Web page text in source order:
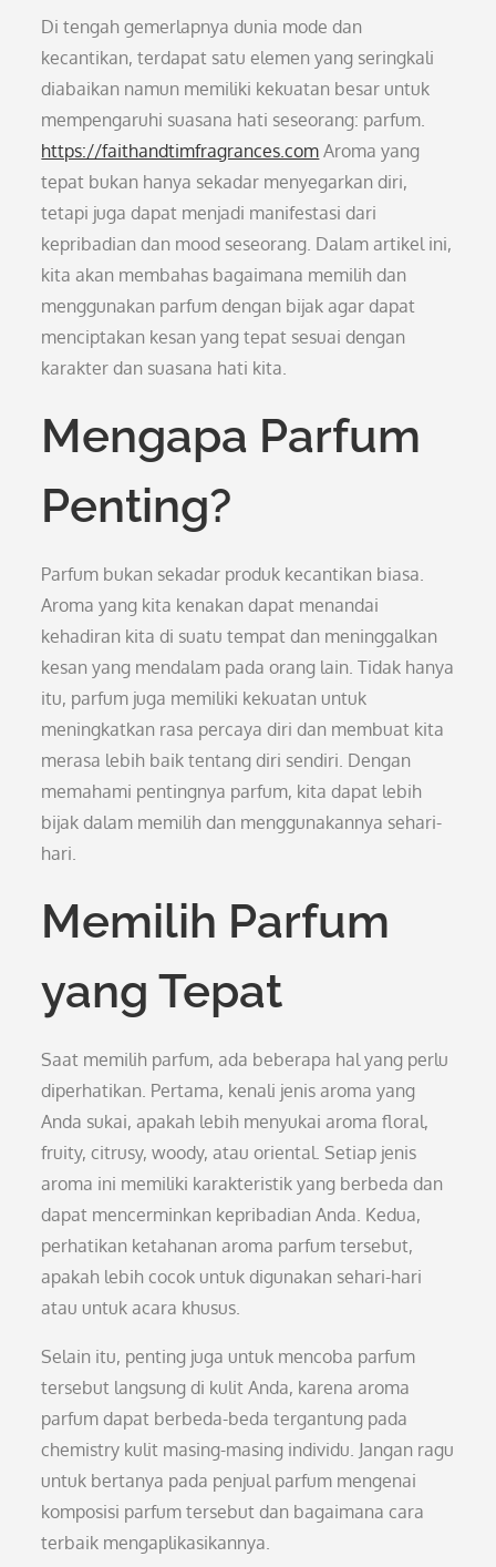
Di tengah gemerlapnya dunia mode dan
kecantikan, terdapat satu elemen yang seringkali
diabaikan namun memiliki kekuatan besar untuk
mempengaruhi suasana hati seseorang: parfum.
https://faithandtimfragrances.com Aroma yang
tepat bukan hanya sekadar menyegarkan diri,
tetapi juga dapat menjadi manifestasi dari
kepribadian dan mood seseorang. Dalam artikel ini,
kita akan membahas bagaimana memilih dan
menggunakan parfum dengan bijak agar dapat
menciptakan kesan yang tepat sesuai dengan
karakter dan suasana hati kita.
Mengapa Parfum
Penting?
Parfum bukan sekadar produk kecantikan biasa.
Aroma yang kita kenakan dapat menandai
kehadiran kita di suatu tempat dan meninggalkan
kesan yang mendalam pada orang lain. Tidak hanya
itu, parfum juga memiliki kekuatan untuk
meningkatkan rasa percaya diri dan membuat kita
merasa lebih baik tentang diri sendiri. Dengan
memahami pentingnya parfum, kita dapat lebih
bijak dalam memilih dan menggunakannya sehari-
hari.
Memilih Parfum
yang Tepat
Saat memilih parfum, ada beberapa hal yang perlu
diperhatikan. Pertama, kenali jenis aroma yang
Anda sukai, apakah lebih menyukai aroma floral,
fruity, citrusy, woody, atau oriental. Setiap jenis
aroma ini memiliki karakteristik yang berbeda dan
dapat mencerminkan kepribadian Anda. Kedua,
perhatikan ketahanan aroma parfum tersebut,
apakah lebih cocok untuk digunakan sehari-hari
atau untuk acara khusus.
Selain itu, penting juga untuk mencoba parfum
tersebut langsung di kulit Anda, karena aroma
parfum dapat berbeda-beda tergantung pada
chemistry kulit masing-masing individu. Jangan ragu
untuk bertanya pada penjual parfum mengenai
komposisi parfum tersebut dan bagaimana cara
terbaik mengaplikasikannya.